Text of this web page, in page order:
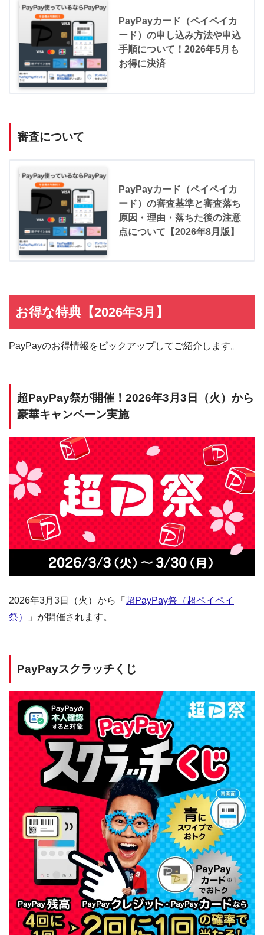
PayPayカード（ペイペイカ
ード）の申し込み方法や申込
手順について！2026年5月も
お得に決済
審査について
PayPayカード（ペイペイカ
ード）の審査基準と審査落ち
原因・理由・落ちた後の注意
点について【2026年8月版】
お得な特典【2026年3月】
PayPayのお得情報をピックアップしてご紹介します。
超PayPay祭が開催！2026年3月3日（火）から
豪華キャンペーン実施
2026年3月3日（火）から「 超PayPay祭（超ペイペイ
祭）
」が開催されます。
PayPayスクラッチくじ